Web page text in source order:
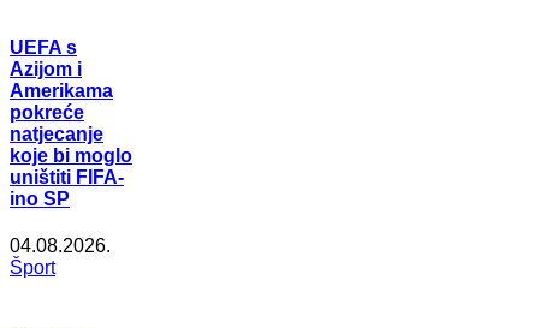
UEFA s
Azijom i
Amerikama
pokreće
natjecanje
koje bi moglo
uništiti FIFA-
ino SP
04.08.2026.
Šport